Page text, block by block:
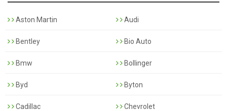
Aston Martin Audi
Bentley Bio Auto
Bmw Bollinger
Byd Byton
Cadillac Chevrolet